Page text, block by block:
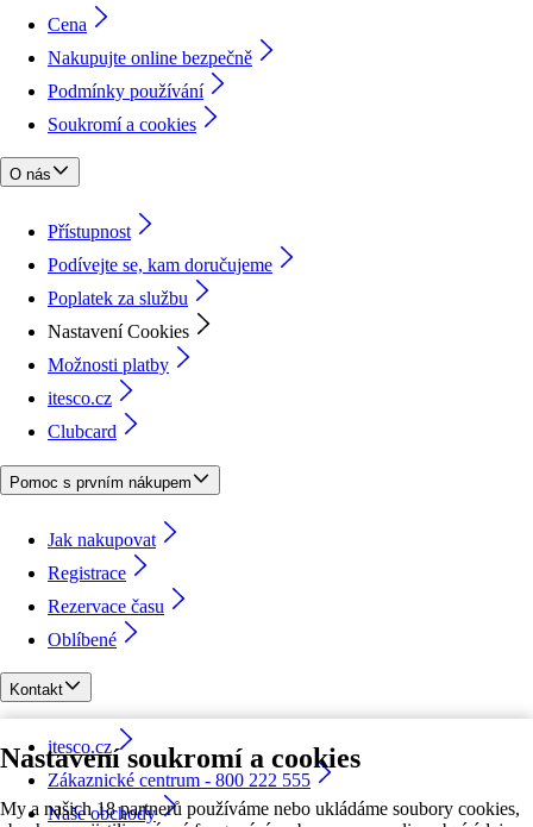
Nastavení soukromí a cookies
My a našich 18 partnerů používáme nebo ukládáme soubory cookies,
Cena
Nakupujte online bezpečně
Podmínky používání
Soukromí a cookies
O nás
Přístupnost
Podívejte se, kam doručujeme
Poplatek za službu
Nastavení Cookies
Možnosti platby
itesco.cz
Clubcard
Pomoc s prvním nákupem
Jak nakupovat
Registrace
Rezervace času
Oblíbené
Kontakt
itesco.cz
Zákaznické centrum - 800 222 555
Naše obchody